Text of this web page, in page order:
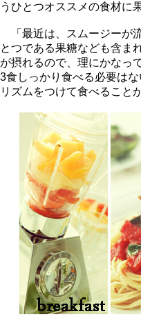
うひとつオススメの食材に
「最近は、スムージーが
とつである果糖なども含ま
が摂れるので、理にかなっ
3食しっかり食べる必要は
リズムをつけて食べること